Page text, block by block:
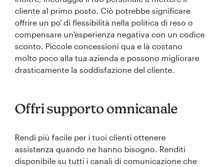
cliente al primo posto. Ciò potrebbe significare
offrire un po' di flessibilità nella politica di reso o
compensare un'esperienza negativa con un codice
sconto. Piccole concessioni qua e là costano
molto poco alla tua azienda e possono migliorare
drasticamente la soddisfazione del cliente.
Offri supporto omnicanale
Rendi più facile per i tuoi clienti ottenere
assistenza quando ne hanno bisogno. Renditi
disponibile su tutti i canali di comunicazione che